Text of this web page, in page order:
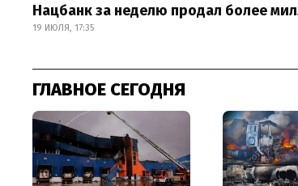
Нацбанк за неделю продал более
19 ИЮЛЯ, 17:35
ГЛАВНОЕ СЕГОДНЯ